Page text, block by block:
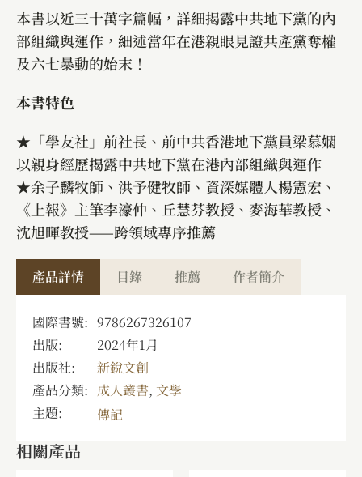
本書以近三十萬字篇幅，詳細揭露中共地下黨的內
部組織與運作，細述當年在港親眼見證共產黨奪權
及六七暴動的始末！
本書特色
★「學友社」前社長、前中共香港地下黨員梁慕嫻
以親身經歷揭露中共地下黨在港內部組織與運作
★余子麟牧師、洪予健牧師、資深媒體人楊憲宏、
《上報》主筆李濠仲、丘慧芬教授、麥海華教授、
沈旭暉教授——跨領域專序推薦
產品詳情 目錄 推薦 作者簡介
國際書號: 9786267326107
出版:
2024年1月
出版社:
新銳文創
產品分類: 成人叢書, 文學
主題:
傳記
相關產品